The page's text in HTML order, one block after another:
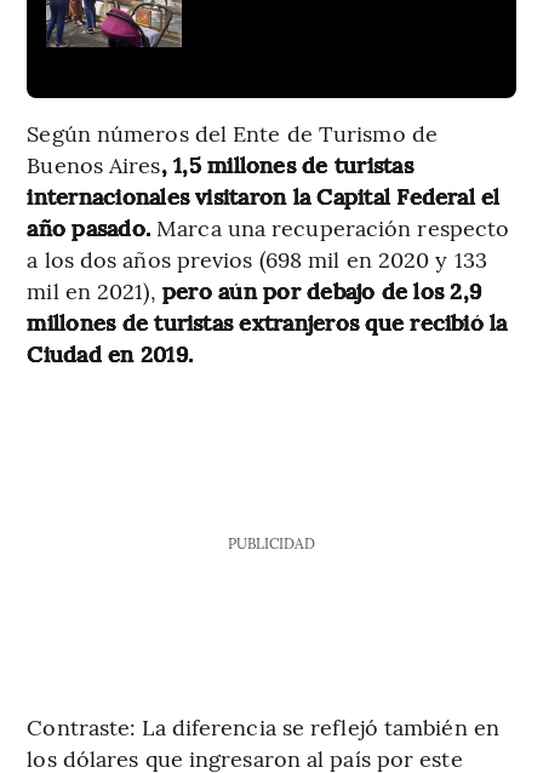
Según números del Ente de Turismo de
Buenos Aires, 1,5 millones de turistas
internacionales visitaron la Capital Federal el
año pasado. Marca una recuperación respecto
a los dos años previos (698 mil en 2020 y 133
mil en 2021), pero aún por debajo de los 2,9
millones de turistas extranjeros que recibió la
Ciudad en 2019.
PUBLICIDAD
Contraste: La diferencia se reflejó también en
los dólares que ingresaron al país por este